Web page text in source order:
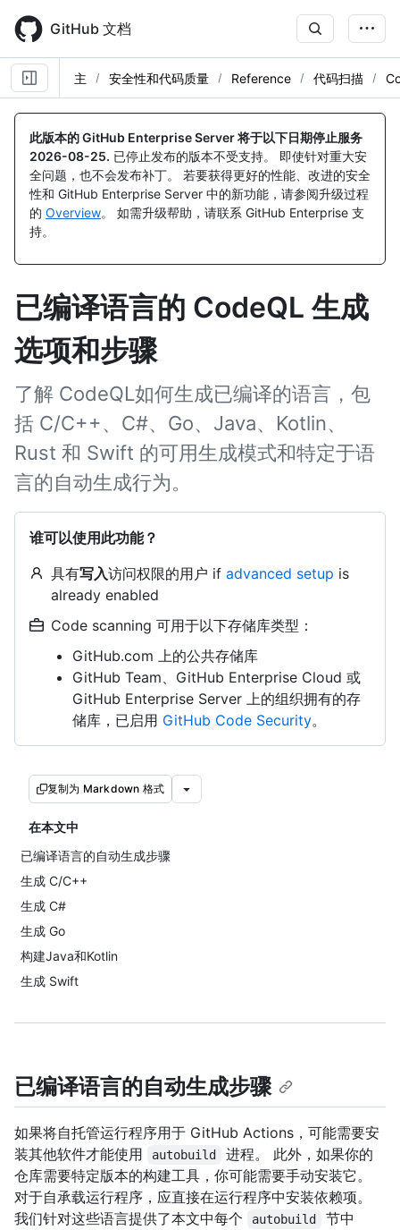
main
content
GitHub 文档
主 安全性和代码质量 Reference 代码扫描
此版本的 GitHub Enterprise Server 将于以下日期停止服务
2026-08-25. 已停止发布的版本不受支持。 即使针对重大安
全问题，也不会发布补丁。 若要获得更好的性能、改进的安全
性和 GitHub Enterprise Server 中的新功能，请参阅升级过程
的 Overview。 如需升级帮助，请联系 GitHub Enterprise 支
持。
已编译语言的 CodeQL 生成
选项和步骤
了解 CodeQL如何生成已编译的语言，包
括 C/C++、C#、Go、Java、Kotlin、
Rust 和 Swift 的可用生成模式和特定于语
言的自动生成行为。
谁可以使用此功能？
具有写入访问权限的用户 if advanced setup is
already enabled
Code scanning 可用于以下存储库类型：
GitHub.com 上的公共存储库
GitHub Team、GitHub Enterprise Cloud 或
GitHub Enterprise Server 上的组织拥有的存
储库，已启用 GitHub Code Security。
复制为 Markdown 格式
在本文中
已编译语言的自动生成步骤
生成 C/C++
生成 C#
生成 Go
构建Java和Kotlin
生成 Swift
已编译语言的自动生成步骤
如果将自托管运行程序用于 GitHub Actions，可能需要安
装其他软件才能使用
autobuild
进程。 此外，如果你的
仓库需要特定版本的构建工具，你可能需要手动安装它。
对于自承载运行程序，应直接在运行程序中安装依赖项。
我们针对这些语言提供了本文中每个
autobuild
节中